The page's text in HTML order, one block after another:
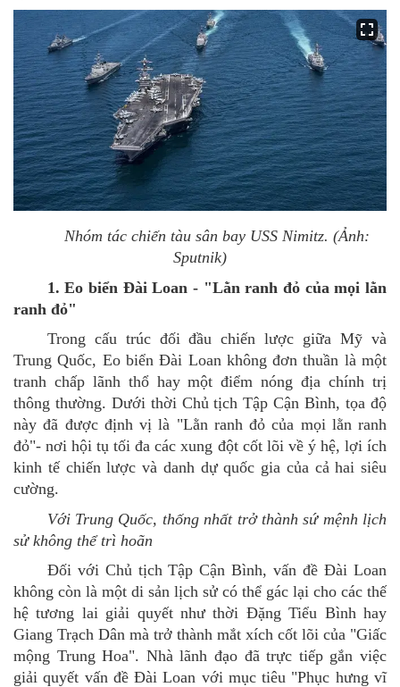
Nhóm tác chiến tàu sân bay USS Nimitz. (Ảnh:
Sputnik)
1. Eo biển Đài Loan - "Lằn ranh đỏ của mọi lằn
ranh đỏ"
Trong cấu trúc đối đầu chiến lược giữa Mỹ và
Trung Quốc, Eo biển Đài Loan không đơn thuần là một
tranh chấp lãnh thổ hay một điểm nóng địa chính trị
thông thường. Dưới thời Chủ tịch Tập Cận Bình, tọa độ
này đã được định vị là "Lằn ranh đỏ của mọi lằn ranh
đỏ"- nơi hội tụ tối đa các xung đột cốt lõi về ý hệ, lợi ích
kinh tế chiến lược và danh dự quốc gia của cả hai siêu
cường.
Với Trung Quốc, thống nhất trở thànhsứ mệnh lịch
sử không thể trì hoãn
Đối với ChủtịchTập Cận Bình, vấn đề Đài Loan
không còn là một di sản lịch sử có thể gác lại cho các thế
hệ tương lai giải quyết như thời Đặng Tiểu Bình hay
Giang Trạch Dân mà trở thành mắt xích cốt lõi của "Giấc
mộng Trung Hoa". Nhà lãnh đạo đã trực tiếp gắn việc
giải quyết vấn đề Đài Loan với mục tiêu "Phục hưng vĩ